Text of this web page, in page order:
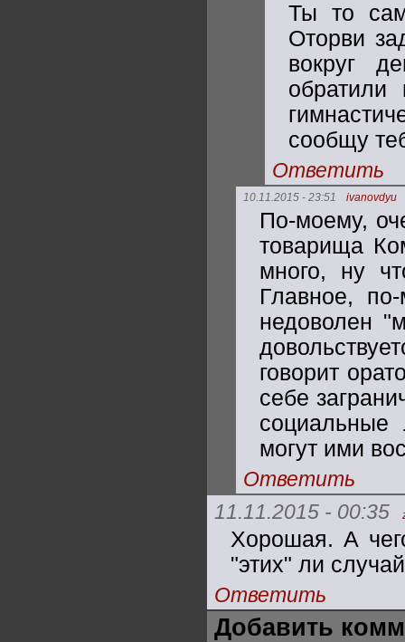
Ты то сам
Оторви
вокруг
сообщу
Ответить
10.11.2015 - 23:51 ivanovdyu
По-моему,
товарища
много, ну
Главное,
недоволен
говорит
себе
социальные
могут ими
Ответить
11.11.2015 - 00:35
Хорошая. А
"этих" ли
Ответить
Добавить